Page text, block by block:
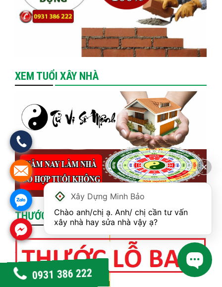
XEM TUỔI XÂY NHÀ
THƯỚC LỖ BAN
0931 386 222
Xây Dựng Minh Bảo
Chào anh/chị ạ. Anh/ chị cần tư vấn
xây nhà hay sửa nhà vậy ạ?